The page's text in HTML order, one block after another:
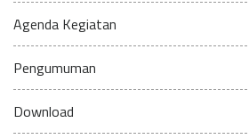
Agenda Kegiatan
Pengumuman
Download